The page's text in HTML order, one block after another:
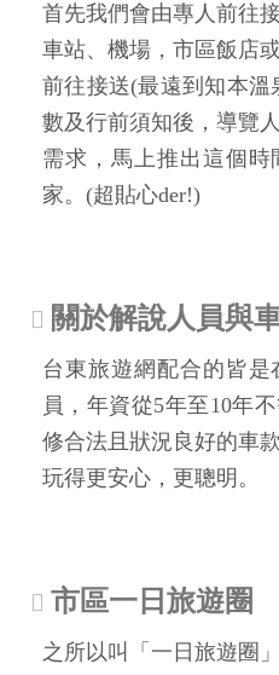
首先我們會由專人前往
車站、機場，市區飯店
前往接送(最遠到知本溫
數及行前須知後，導覽
需求，馬上推出這個
家。(超貼心der!)
關於解說人員與
台東旅遊網配合的皆是
員，年資從5年至10年
修合法且狀況良好的車
玩得更安心，更聰明。
市區一日旅遊圈
之所以叫「一日旅遊圈